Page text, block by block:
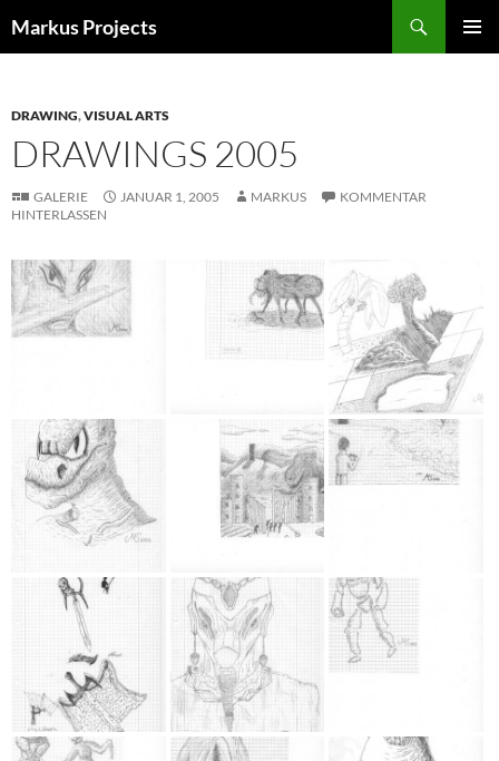
Inhalt
Markus Projects
DRAWING,VISUAL ARTS
DRAWINGS 2005
GALERIE JANUAR 1, 2005 MARKUS
KOMMENTAR
HINTERLASSEN